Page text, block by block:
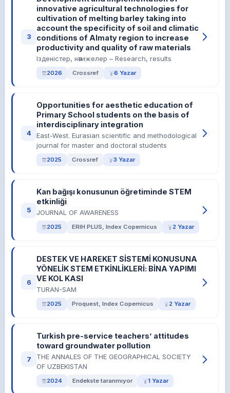
3
innovative agricultural technologies for
cultivation of melting barley taking into
account the specificity of soil and climatic
conditions of Almaty region to increase
productivity and quality of raw materials
Ізденістер, нәтижелер – Research, results
2026 Crossref 6 Yazar
4
Opportunities for aesthetic education of
Primary School students on the basis of
interdisciplinary integration
East-West. Eurasian scientific and methodological
journal for master and doctoral students
2025 Crossref 3 Yazar
5
Kan bağışı konusunun öğretiminde STEM
etkinliği
JOURNAL OF AWARENESS
2025 ERIH PLUS, Index Copernicus 2 Yazar
6
DESTEK VE HAREKET SİSTEMİ KONUSUNA
YÖNELİK STEM ETKİNLİKLERİ: BİNA YAPIMI
VE KOL KASI
TURAN-SAM
2025 Proquest, Index Copernicus 2 Yazar
7
Turkish pre-service teachers’ attitudes
toward groundwater pollution
THE ANNALES OF THE GEOGRAPHICAL SOCIETY
OF UZBEKISTAN
2024 Endekste taranmıyor 1 Yazar